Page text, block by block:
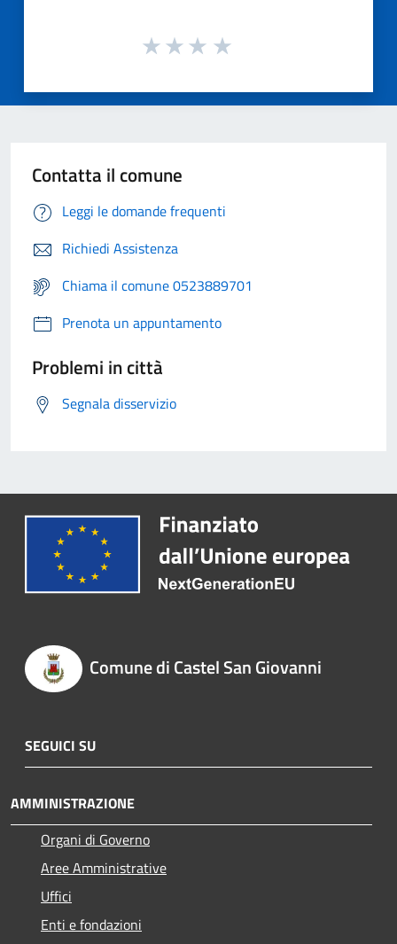
Contatta il comune
Leggi le domande frequenti
Richiedi Assistenza
Chiama il comune 0523889701
Prenota un appuntamento
Problemi in città
Segnala disservizio
Comune di Castel San Giovanni
SEGUICI SU
AMMINISTRAZIONE
Organi di Governo
Aree Amministrative
Uffici
Enti e fondazioni